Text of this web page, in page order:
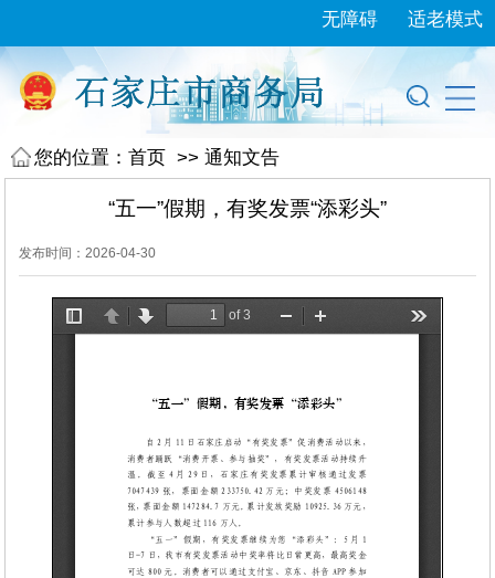
无障碍 适老模式
您的位置：首页 >>通知文告
“五一”假期，有奖发票“添彩头”
发布时间：2026-04-30